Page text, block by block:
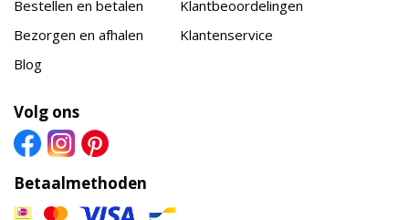
Bestellen en betalen
Bezorgen en afhalen
Blog
Klantbeoordelingen
Klantenservice
Volg ons
Betaalmethoden